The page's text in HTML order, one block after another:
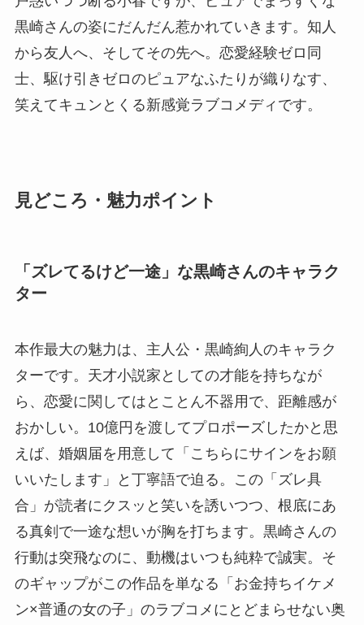
黒崎さんの姿にだんだん惹かれていきます。知人
から友人へ、そしてその先へ。恋愛経験ゼロ同
士、駆け引きゼロのピュアなふたりが織りなす、
笑えてキュンとくる新感覚ラブコメディです。
見どころ・魅力ポイント
「ズレてるけど一途」な黒崎さんのキャラク
ター
本作最大の魅力は、主人公・黒崎絢人のキャラク
ターです。天才小説家としての才能を持ちなが
ら、恋愛に関してはとことん不器用で、距離感が
おかしい。10億円を渡してプロポーズしたかと思
えば、婚姻届を用意して「こちらにサインをお願
いいたします」と丁寧語で迫る。この「ズレ具
合」が読者にクスッと笑いを誘いつつ、根底にあ
る真剣で一途な想いが胸を打ちます。黒崎さんの
行動は突飛なのに、動機はいつも純粋で誠実。そ
のギャップがこの作品を単なる「お金持ちイケメ
ン×普通の女の子」のラブコメにとどまらせない奥